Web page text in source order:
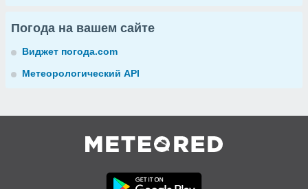
Погода на вашем сайте
Виджет погода.com
Метеорологический API